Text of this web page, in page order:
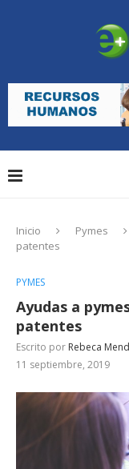
Inicio Pymes
patentes
PYMES
Ayudas a
patentes
Escrito por Rebeca
11 septiembre, 2019